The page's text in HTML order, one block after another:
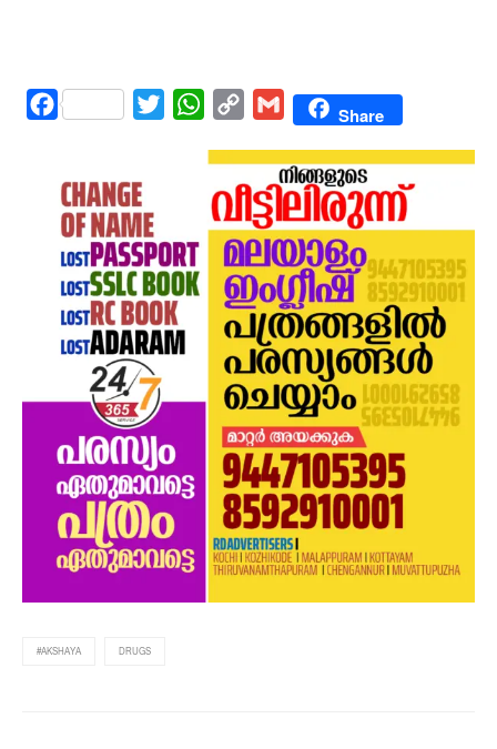
Facebook Twitter WhatsAppCopy
Gmail Share
#AKSHAYA DRUGS